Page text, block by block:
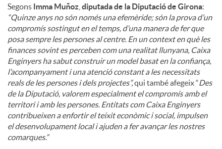
Segons Imma Muñoz diputada de la Diputació de Girona:
“Quinze anys no són només una efemèride; són la prova d’un
compromís sostingut en el temps, d’una manera de fer que
posa sempre les persones al centre. En un context en què les
finances sovint es perceben com una realitat llunyana, Caixa
Enginyers ha sabut construir un model basat en la confiança,
l’acompanyament i una atenció constant a les necessitats
reals de les persones i dels projectes”,qui també afegeix “Des
de la Diputació, valorem especialment el compromís amb el
territori i amb les persones. Entitats com Caixa Enginyers
contribueixen a enfortir el teixit econòmic i social, impulsen
el desenvolupament local i ajuden a fer avançar les nostres
comarques.”